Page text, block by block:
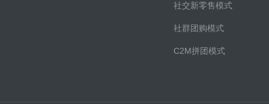
社交新零售模式
社群团购模式
C2M拼团模式